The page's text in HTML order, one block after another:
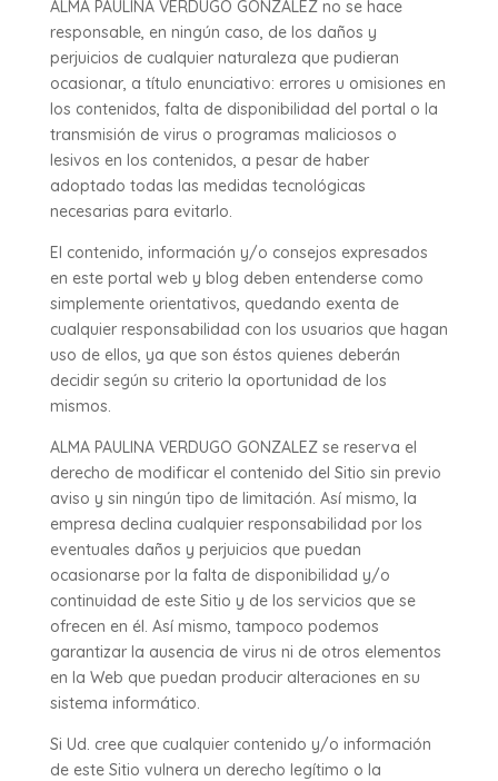
ALMA PAULINA VERDUGO GONZALEZ no se hace
responsable, en ningún caso, de los daños y
perjuicios de cualquier naturaleza que pudieran
ocasionar, a título enunciativo: errores u omisiones en
los contenidos, falta de disponibilidad del portal o la
transmisión de virus o programas maliciosos o
lesivos en los contenidos, a pesar de haber
adoptado todas las medidas tecnológicas
necesarias para evitarlo.
El contenido, información y/o consejos expresados
en este portal web y blog deben entenderse como
simplemente orientativos, quedando exenta de
cualquier responsabilidad con los usuarios que hagan
uso de ellos, ya que son éstos quienes deberán
decidir según su criterio la oportunidad de los
mismos.
ALMA PAULINA VERDUGO GONZALEZ se reserva el
derecho de modificar el contenido del Sitio sin previo
aviso y sin ningún tipo de limitación. Así mismo, la
empresa declina cualquier responsabilidad por los
eventuales daños y perjuicios que puedan
ocasionarse por la falta de disponibilidad y/o
continuidad de este Sitio y de los servicios que se
ofrecen en él. Así mismo, tampoco podemos
garantizar la ausencia de virus ni de otros elementos
en la Web que puedan producir alteraciones en su
sistema informático.
Si Ud. cree que cualquier contenido y/o información
de este Sitio vulnera un derecho legítimo o la